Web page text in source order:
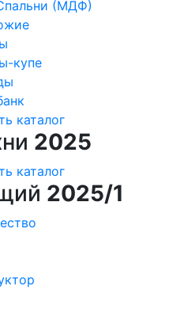
(МДФ)
купе
каталог
2025
каталог
2025/1